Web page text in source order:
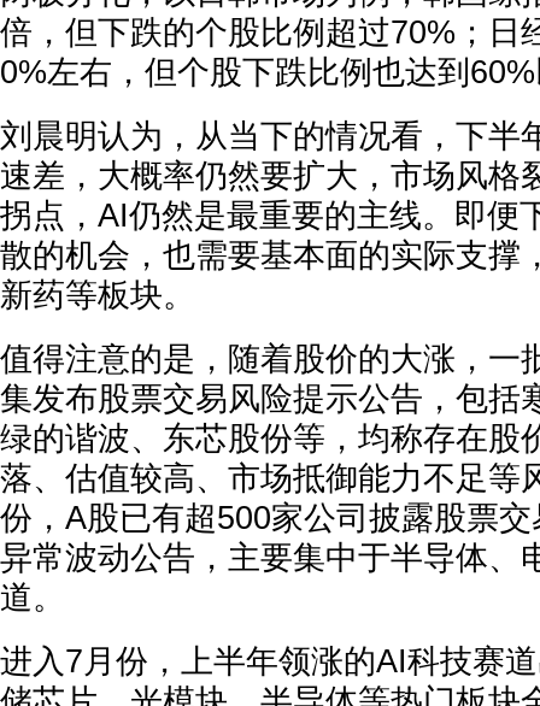
倍，但下跌的个股比例超过70%；日
0%左右，但个股下跌比例也达到
刘晨明认为，从当下的情况看，下半
速差，大概率仍然要扩大，市场风格
拐点，AI仍然是最重要的主线。即便
散的机会，也需要基本面的实际支撑
新药等板块。
值得注意的是，随着股价的大涨，一
集发布股票交易风险提示公告，包括
绿的谐波、东芯股份等，均称存在股
落、估值较高、市场抵御能力不足等
份，A股已有超500家公司披露股票
异常波动公告，主要集中于半导体、
道。
进入7月份，上半年领涨的AI科技赛